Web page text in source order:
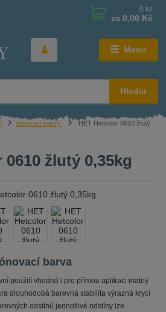
Menu
Hledat
0 ks
za 0,00 Kč
tónovací barvy
HET Hetcolor 0610 žlutý
žlutý 0,35kg
barva
použití vhodná i pro přímou aplikaci matný
dlouhodobá barevná stabilita výrazná krycí
odstínů jednotlivé odstíny lze